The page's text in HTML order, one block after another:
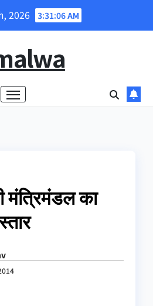
2026 3:31:07 AM
मंत्रिमंडल का